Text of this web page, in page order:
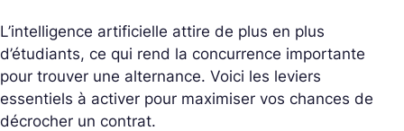
L’intelligence artificielle attire de plus en plus
d’étudiants, ce qui rend la concurrence importante
pour trouver une alternance. Voici les leviers
essentiels à activer pour maximiser vos chances de
décrocher un contrat.